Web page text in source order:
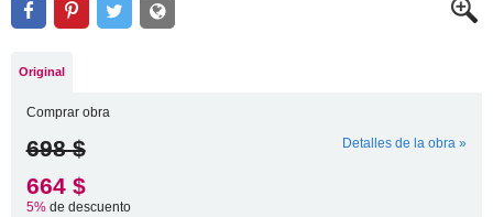
Original
Comprar obra
698 $ Detalles de la obra »
664 $
5%de descuento